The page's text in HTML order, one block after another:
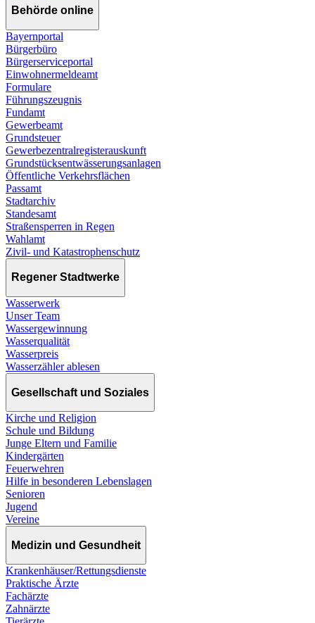
Behörde online
Bayernportal
Bürgerbüro
Bürgerserviceportal
Einwohnermeldeamt
Formulare
Führungszeugnis
Fundamt
Gewerbeamt
Grundsteuer
Gewerbezentralregisterauskunft
Grundstücksentwässerungsanlagen
Öffentliche Verkehrsflächen
Passamt
Stadtarchiv
Standesamt
Straßensperren in Regen
Wahlamt
Zivil- und Katastrophenschutz
Regener Stadtwerke
Wasserwerk
Unser Team
Wassergewinnung
Wasserqualität
Wasserpreis
Wasserzähler ablesen
Gesellschaft und Soziales
Kirche und Religion
Schule und Bildung
Junge Eltern und Familie
Kindergärten
Feuerwehren
Hilfe in besonderen Lebenslagen
Senioren
Jugend
Vereine
Medizin und Gesundheit
Krankenhäuser/Rettungsdienste
Praktische Ärzte
Fachärzte
Zahnärzte